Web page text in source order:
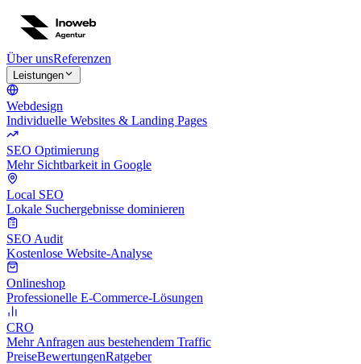
Über unsReferenzen
Leistungen
Webdesign
Individuelle Websites & Landing Pages
SEO Optimierung
Mehr Sichtbarkeit in Google
Local SEO
Lokale Suchergebnisse dominieren
SEO Audit
Kostenlose Website-Analyse
Onlineshop
Professionelle E-Commerce-Lösungen
CRO
Mehr Anfragen aus bestehendem Traffic
PreiseBewertungenRatgeber